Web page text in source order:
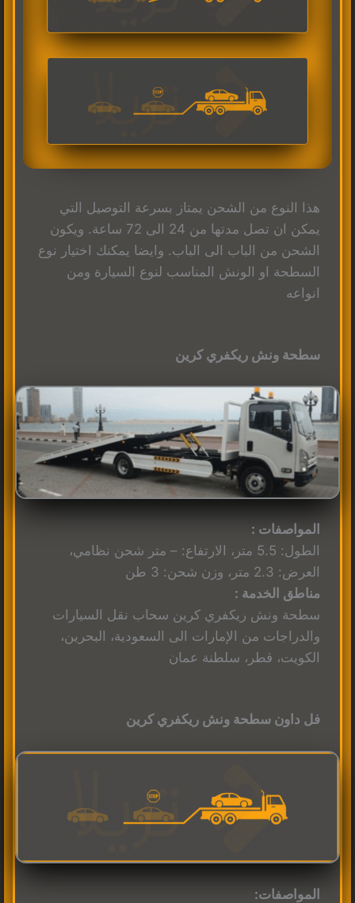
هذا النوع من الشحن يمتاز بسرعة التوصيل التي
يمكن ان تصل مدتها من 24 الى 72 ساعة. ويكون
الشحن من الباب الى الباب. وايضا يمكنك اختيار نوع
السطحة او الونش المناسب لنوع السيارة ومن
انواعه
سطحة ونش ريكفري كرين
المواصفات :
الطول: 5.5 متر، الارتفاع: – متر شحن نظامي،
العرض: 2.3 متر، وزن شحن: 3 طن
مناطق الخدمة :
سطحة ونش ريكفري كرين سحاب نقل السيارات
والدراجات من الإمارات الى السعودية، البحرين،
الكويت، قطر، سلطنة عمان
فل داون سطحة ونش ريكفري كرين
المواصفات: